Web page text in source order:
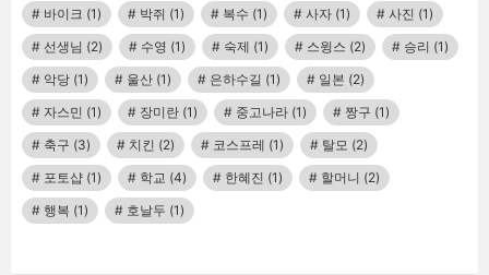
바이크 (1) 박쥐 (1) 복수 (1) 사자 (1) 사진 (1)
선생님 (2) 수영 (1) 숙제 (1) 스윙스 (2) 승리 (1)
악당 (1) 울산 (1) 은하수길 (1) 일본 (2)
자스민 (1) 장미란 (1) 중고나라 (1) 짱구 (1)
축구 (3) 치킨 (2) 코스프레 (1) 탈모 (2)
포토샵 (1) 학교 (4) 한혜진 (1) 할머니 (2)
행복 (1) 호날두 (1)